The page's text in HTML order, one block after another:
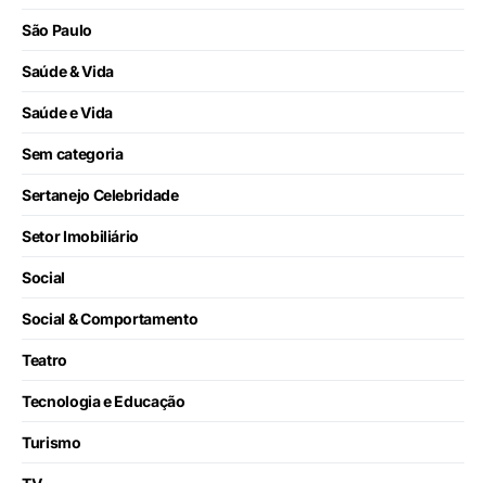
São Paulo
Saúde & Vida
Saúde e Vida
Sem categoria
Sertanejo Celebridade
Setor Imobiliário
Social
Social & Comportamento
Teatro
Tecnologia e Educação
Turismo